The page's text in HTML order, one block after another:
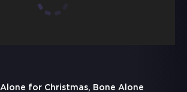
Alone for Christmas, Bone Alone